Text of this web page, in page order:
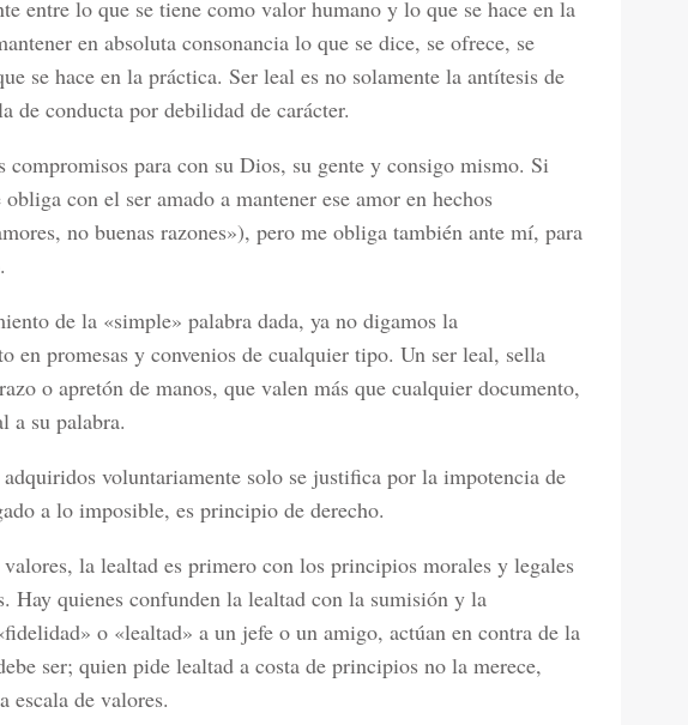
entre lo que se tiene como valor humano y lo que se hace en la
en absoluta consonancia lo que se dice, se ofrece, se
se hace en la práctica. Ser leal es no solamente la antítesis de
de conducta por debilidad de carácter.
compromisos para con su Dios, su gente y consigo mismo. Si
con el ser amado a mantener ese amor en hechos
no buenas razones»), pero me obliga también ante mí, para
de la «simple» palabra dada, ya no digamos la
en promesas y convenios de cualquier tipo. Un ser leal, sella
o apretón de manos, que valen más que cualquier documento,
a su palabra.
voluntariamente solo se justifica por la impotencia de
a lo imposible, es principio de derecho.
la lealtad es primero con los principios morales y legales
Hay quienes confunden la lealtad con la sumisión y la
o «lealtad» a un jefe o un amigo, actúan en contra de la
ser; quien pide lealtad a costa de principios no la merece,
escala de valores.